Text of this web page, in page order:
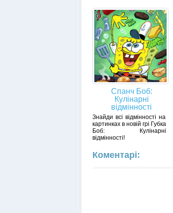
Спанч Боб:
Кулінарні
відмінності
Знайди всі відмінності на
картинках в новій грі Губка
Боб: Кулінарні
відмінності!
Коментарі: